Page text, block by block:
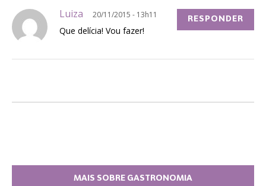
Luiza 20/11/2015 - 13h11
Que delícia! Vou fazer!
RESPONDER
MAIS SOBRE GASTRONOMIA